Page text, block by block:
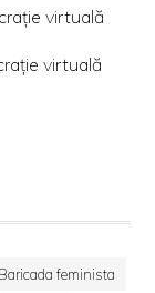
virtuală
virtuală
Baricada feminista